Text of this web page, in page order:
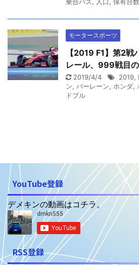
モータースポーツ
【2019 F1】第2
レール、999戦目
2019/4/4 2019,
ン, バーレーン, ホンダ,
ドブル
YouTube登録
デメキンの動画はコチラ。
RSS登録